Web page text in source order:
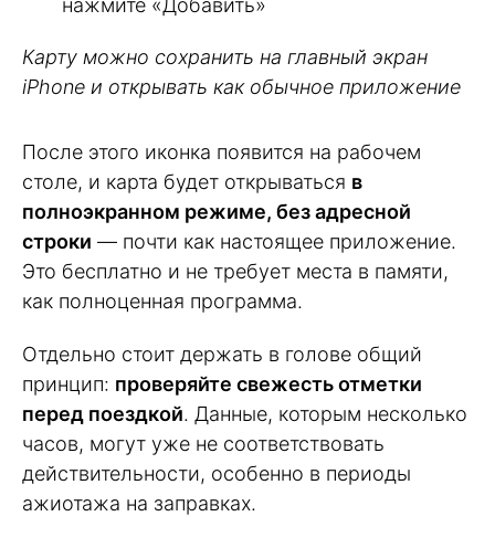
нажмите «Добавить»
Карту можно сохранить на главный экран
iPhone и открывать как обычное приложение
После этого иконка появится на рабочем
столе, и карта будет открываться в
полноэкранном режиме, без адресной
строки — почти как настоящее приложение.
Это бесплатно и не требует места в памяти,
как полноценная программа.
Отдельно стоит держать в голове общий
принцип: проверяйте свежесть отметки
перед поездкой. Данные, которым несколько
часов, могут уже не соответствовать
действительности, особенно в периоды
ажиотажа на заправках.